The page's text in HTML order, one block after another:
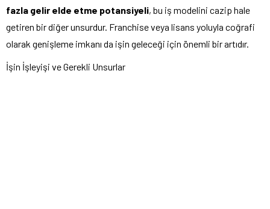
fazla gelir elde etme potansiyeli, bu iş modelini cazip hale
getiren bir diğer unsurdur. Franchise veya lisans yoluyla coğrafi
olarak genişleme imkanı da işin geleceği için önemli bir artıdır.
İşin İşleyişi ve Gerekli Unsurlar